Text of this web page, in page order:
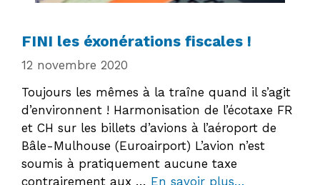
FINI les éxonérations fiscales !
12 novembre 2020
Toujours les mêmes à la traîne quand il s’agit
d’environnent ! Harmonisation de l’écotaxe FR
et CH sur les billets d’avions à l’aéroport de
Bâle-Mulhouse (Euroairport) L’avion n’est
soumis à pratiquement aucune taxe
contrairement aux … En savoir plus…